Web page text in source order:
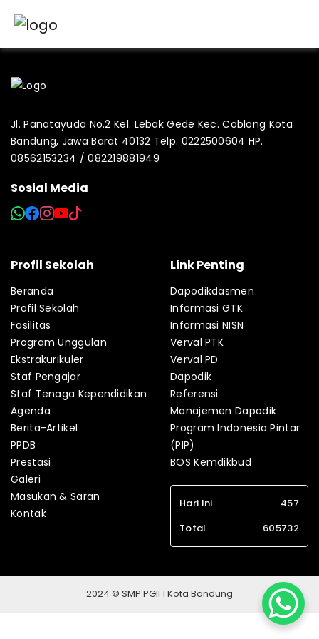
Jl. Panatayuda No.2 Kel. Lebak Gede Kec. Coblong Kota
Bandung, Jawa Barat 40132 Telp. 0222500604 HP.
08562153234 / 082219881949
Sosial Media
Profil Sekolah
Beranda
Profil Sekolah
Fasilitas
Program Unggulan
Ekstrakurikuler
Staf Pengajar
Staf Tenaga Kependidikan
Agenda
Berita-Artikel
PPDB
Prestasi
Galeri
Masukan & Saran
Kontak
Link Penting
Dapodikdasmen
Informasi GTK
Informasi NISN
Verval PTK
Verval PD
Dapodik
Referensi
Manajemen Dapodik
Program Indonesia Pintar
(PIP)
BOS Kemdikbud
Hari Ini
457
Total
605732
2024 © SMP PGII 1 Kota Bandung